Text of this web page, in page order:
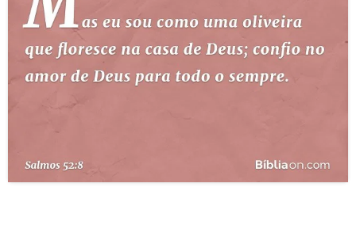
ESBOÇOS DE PREGAÇÃO
PERGUNTE À BÍBLIA
QUEM SOMOS